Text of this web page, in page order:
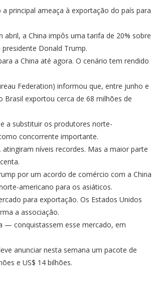
principal ameaça à exportação do país para
abril, a China impôs uma tarifa de 20% sobre
Donald Trump.
a China até agora. O cenário tem rendido
Federation) informou que, entre junho e
Brasil exportou cerca de 68 milhões de
a substituir os produtores norte-
concorrente importante.
níveis recordes. Mas a maior parte
por um acordo de comércio com a China
americano para os asiáticos.
para exportação. Os Estados Unidos
a associação.
— conquistassem esse mercado, em
anunciar nesta semana um pacote de
e US$ 14 bilhões.